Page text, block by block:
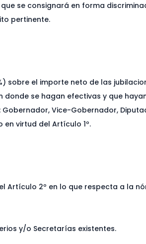
se consignará en forma
pertinente.
sobre el importe neto de las
donde se hagan efectivas y que
Vice-Gobernador,
virtud del Artículo 1º.
Artículo 2º en lo que respecta a la
y/o Secretarías existentes.